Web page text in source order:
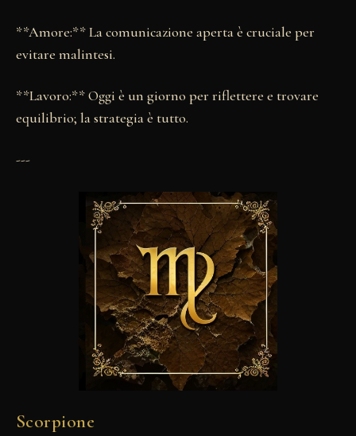
**Amore:** La comunicazione aperta è cruciale per
evitare malintesi.
**Lavoro:** Oggi è un giorno per riflettere e trovare
equilibrio; la strategia è tutto.
---
Scorpione